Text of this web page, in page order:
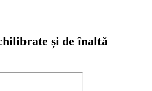
și de înaltă